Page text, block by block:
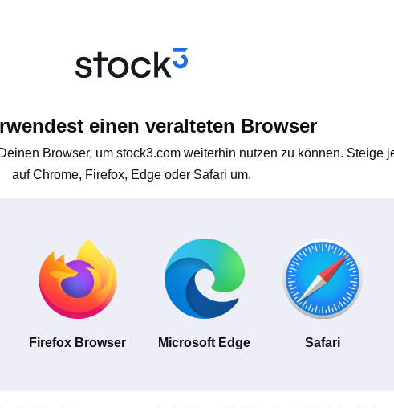
einen veralteten Browser
Browser, um stock3.com weiterhin nutzen zu können. Steige
auf Chrome, Firefox, Edge oder Safari um.
Firefox Browser Microsoft Edge Safari